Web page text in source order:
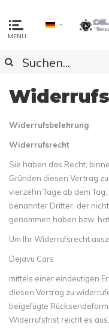
MENU
Widerrufsbelehrung
Widerrufsrecht
Sie haben das Recht,
Gründen diesen Vertrag
vierzehn Tage ab dem
benannter Dritter, der
genommen haben bzw. hat.
Um Ihr Widerrufsrecht
Dejavu Cars
mittels einer eindeutigen
diesen Vertrag zu
beigefügte
Widerrufsfrist reicht es